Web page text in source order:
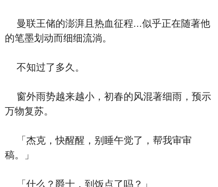
曼联王储的澎湃且热血征程...似乎正在随著他
的笔墨划动而细细流淌。
不知过了多久。
窗外雨势越来越小，初春的风混著细雨，预示
万物复苏。
「杰克，快醒醒，别睡午觉了，帮我审审
稿。」
「什么？爵士，到饭点了吗？」